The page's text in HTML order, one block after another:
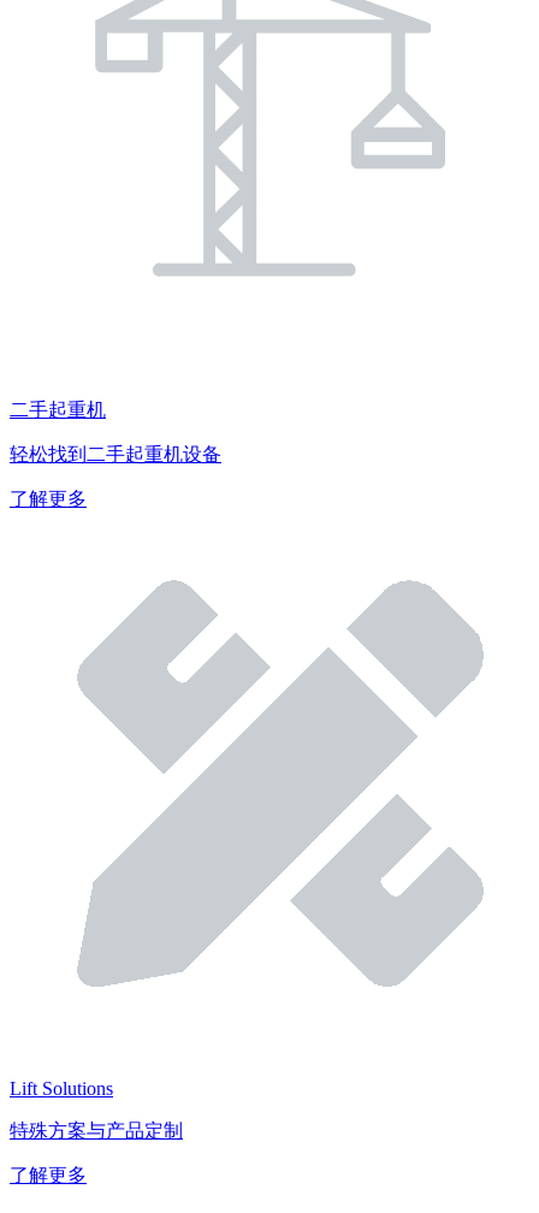
二手起重机
轻松找到二手起重机设备
了解更多
Lift Solutions
特殊方案与产品定制
了解更多